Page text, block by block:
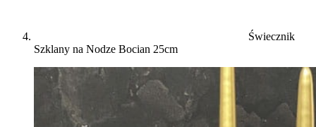
Świecznik
Szklany na Nodze Bocian 25cm